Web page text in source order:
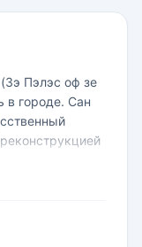
Пэлэс оф зе
в городе. Сан
и
бассейном, и